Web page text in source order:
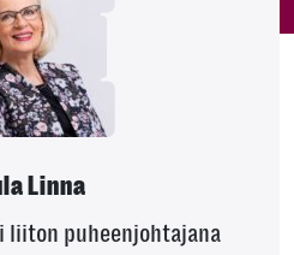
Linna
liiton puheenjohtajana